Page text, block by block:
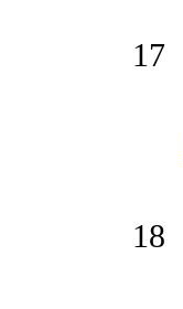
17
18